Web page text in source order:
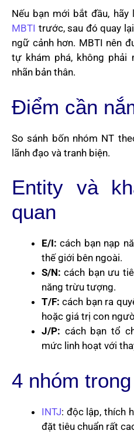
Nếu bạn mới bắt đầu, hãy
MBTI trước, sau đó quay
ngữ cảnh hơn. MBTI nên
tự khám phá, không phải
nhãn bản thân.
Điểm cần
So sánh bốn nhóm NT
lãnh đạo và tranh biện.
Entity và
quan
E/I: cách bạn nạp
thế giới bên ngoài.
S/N: cách bạn ưu
năng trừu tượng.
T/F: cách bạn ra
hoặc giá trị con
J/P: cách bạn tổ
mức linh hoạt với
4 nhóm
INTJ: độc lập, thích
đặt tiêu chuẩn rất